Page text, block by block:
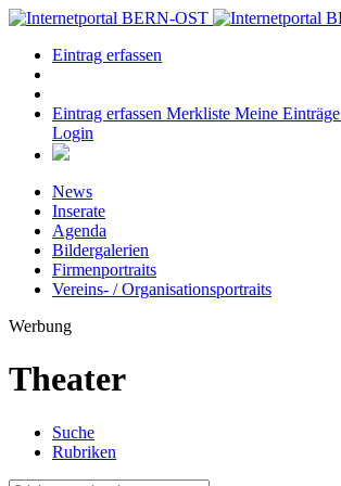
Eintrag erfassen
Eintrag erfassen Merkliste Meine Einträge
Login
News
Inserate
Agenda
Bildergalerien
Firmenportraits
Vereins- / Organisationsportraits
Werbung
Theater
Suche
Rubriken